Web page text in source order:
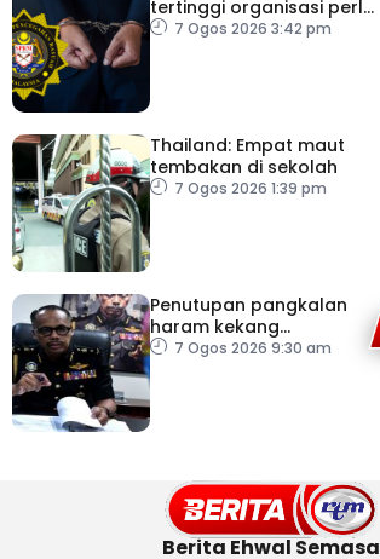
tertinggi organisasi perlu
pacu reformasi radikal
7 Ogos 2026 3:42 pm
Thailand: Empat maut
tembakan di sekolah
7 Ogos 2026 1:39 pm
Penutupan pangkalan
haram kekang
penyeludupan di
7 Ogos 2026 9:30 am
Berita Ehwal Semasa